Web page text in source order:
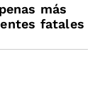
más
fatales